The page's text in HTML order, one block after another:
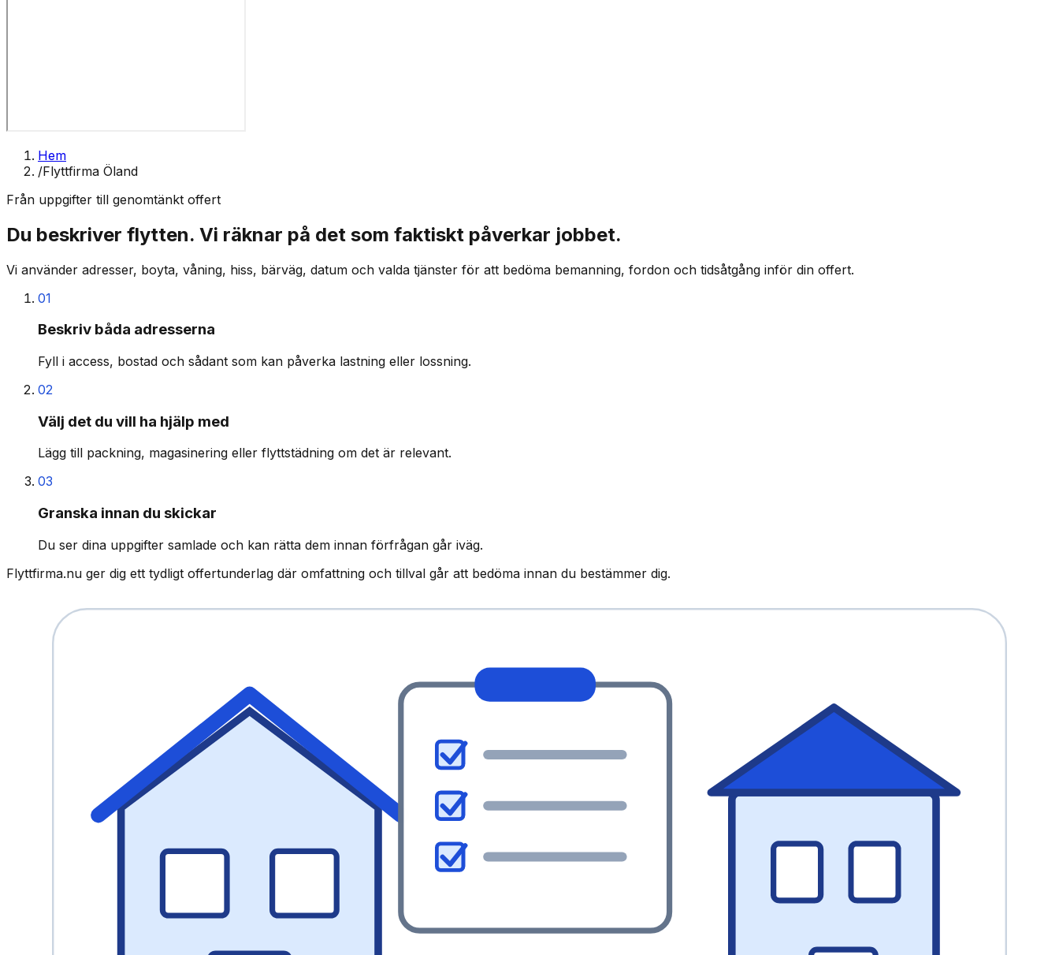
Hem
/Flyttfirma Öland
Från uppgifter till genomtänkt offert
Du beskriver flytten. Vi räknar på det som faktiskt påverkar jobbet.
Vi använder adresser, boyta, våning, hiss, bärväg, datum och valda tjänster för att bedöma bemanning, fordon och tidsåtgång inför din offert.
01
Beskriv båda adresserna
Fyll i access, bostad och sådant som kan påverka lastning eller lossning.
02
Välj det du vill ha hjälp med
Lägg till packning, magasinering eller flyttstädning om det är relevant.
03
Granska innan du skickar
Du ser dina uppgifter samlade och kan rätta dem innan förfrågan går iväg.
Flyttfirma.nu ger dig ett tydligt offertunderlag där omfattning och tillval går att bedöma innan du bestämmer dig.